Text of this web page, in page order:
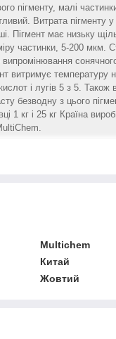
пігменту, малі
Витрата пігменту
Пігмент має низьку
частинки, 5-200 мкм.
витримує температуру
і лугів 5 з 5. Також
безводну з цього
1 кг і 25 кг Країна
Multichem
Китай
Жовтий